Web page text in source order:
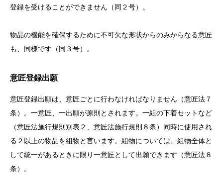
登録を受けることができません（同２号）。
物品の機能を確保するために不可欠な形状からのみからなる意匠
も、同様です（同３号）。
意匠登録出願
意匠登録出願は、意匠ごとに行わなければなりません（意匠法７
条）。一意匠、一出願が原則とされます。一組の下着セットなど
（意匠法施行規則別表２、意匠法施行規則８条）同時に使用され
る２以上の物品を組物と言います。組物については、組物全体と
して統一があるときに限り一意匠として出願できます（意匠法８
条）。